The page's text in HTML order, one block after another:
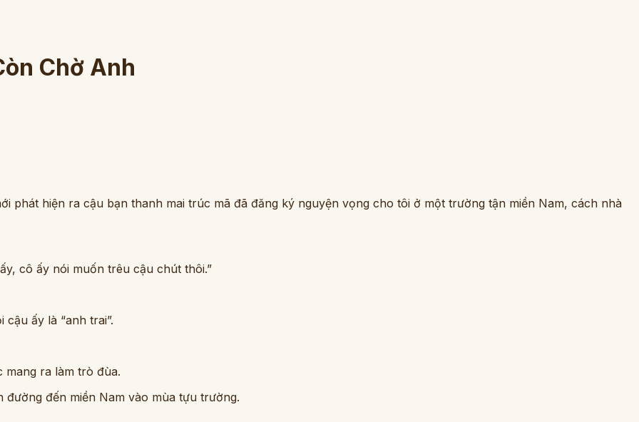
Chờ Anh
phát hiện ra cậu bạn thanh mai trúc mã đã đăng ký nguyện vọng cho tôi ở một trường tận miền Nam, cách nhà
cô ấy nói muốn trêu cậu chút thôi.”
ấy là “anh trai”.
ra làm trò đùa.
đến miền Nam vào mùa tựu trường.